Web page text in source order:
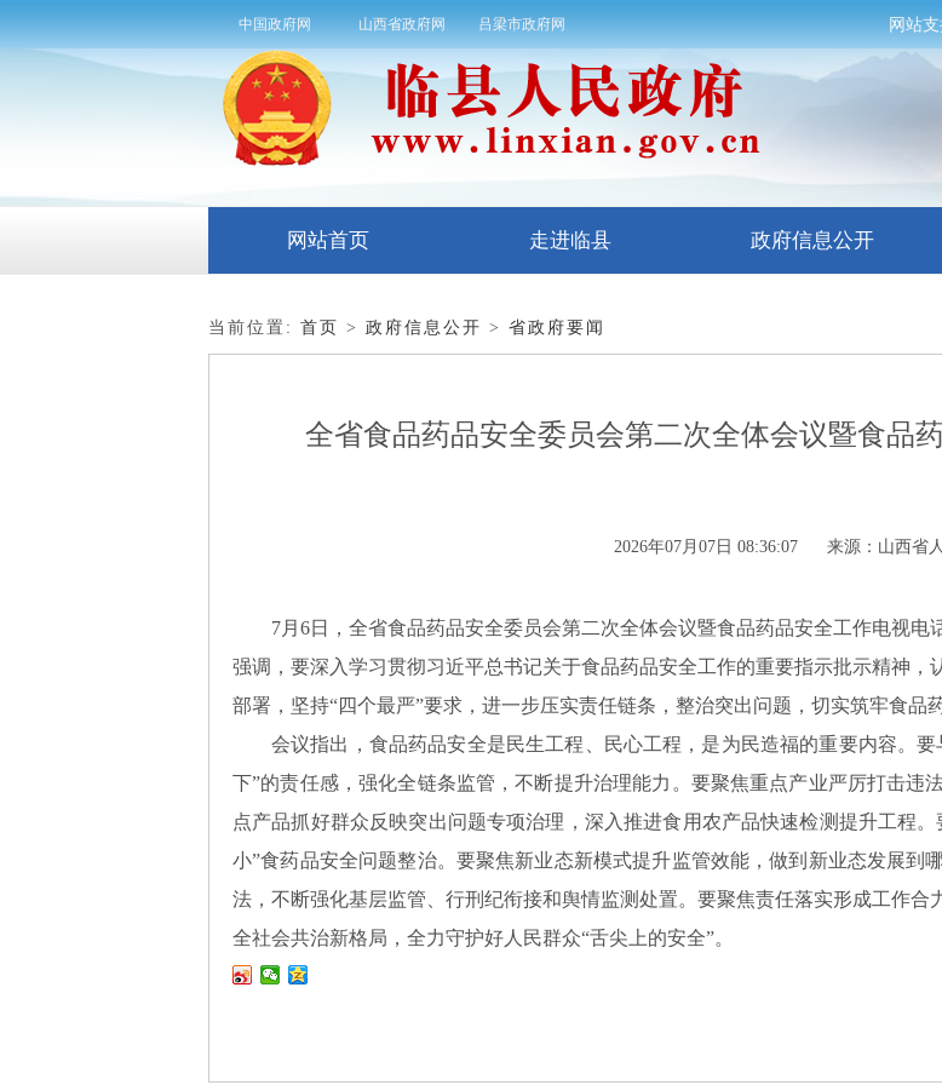
中国政府网 山西省政府网 吕梁市政府网 网站
网站首页 走进临县 政府信息公开
当前位置: 首页 > 政府信息公开 > 省政府要闻
全省食品药品安全委员会第二次全体会议暨食品
2026年07月07日 08:36:07 来源：山西省
7月6日，全省食品药品安全委员会第二次全体会议暨食品药品安全工作电视
强调，要深入学习贯彻习近平总书记关于食品药品安全工作的重要指示批示精神
部署，坚持“四个最严”要求，进一步压实责任链条，整治突出问题，切实筑牢食品
会议指出，食品药品安全是民生工程、民心工程，是为民造福的重要内容。
下”的责任感，强化全链条监管，不断提升治理能力。要聚焦重点产业严厉打击违
点产品抓好群众反映突出问题专项治理，深入推进食用农产品快速检测提升工程
小”食药品安全问题整治。要聚焦新业态新模式提升监管效能，做到新业态发展到
法，不断强化基层监管、行刑纪衔接和舆情监测处置。要聚焦责任落实形成工作
全社会共治新格局，全力守护好人民群众“舌尖上的安全”。